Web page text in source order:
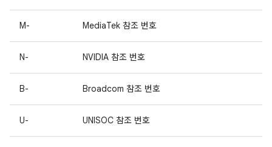
M- MediaTek 참조 번호
N- NVIDIA 참조 번호
B- Broadcom 참조 번호
U- UNISOC 참조 번호